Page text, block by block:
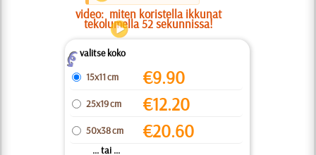
video: miten koristella ikkunat
tekolumella 52 sekunnissa!
Zvalitse koko
15x11 cm
€9.90
25x19 cm €12.20
50x38 cm €20.60
... tai ...